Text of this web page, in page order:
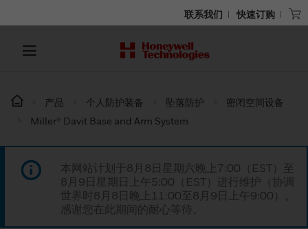
联系我们 快速订购
产品 个人防护装备 坠落防护
密闭空间设备
Miller® Davit Base and Arm System
本网站计划于8月8日星期六晚上7:00（EST）至
8月9日星期日上午5:00（EST）进行维护（协调
世界时8月8日晚上11:00至8月9日上午9:00）。
感谢您在此期间的耐心等待。